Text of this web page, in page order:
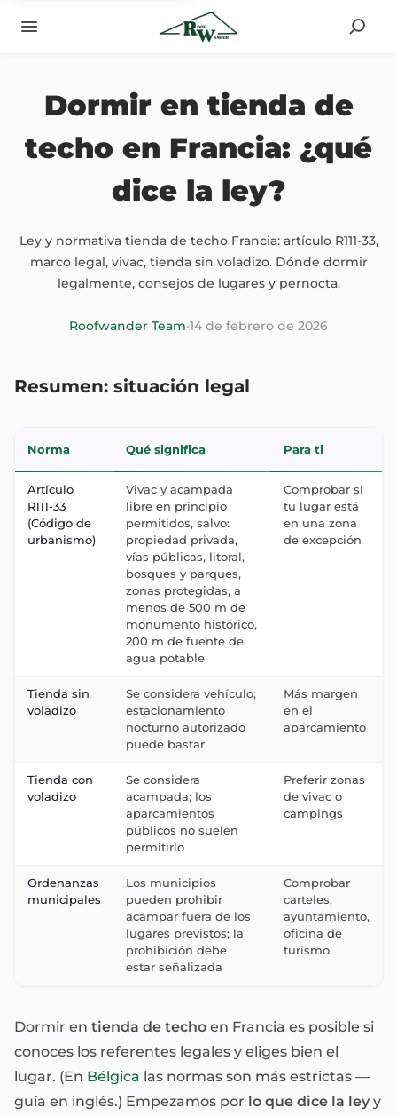
Dormir en tienda de
techo en Francia: ¿qué
dice la ley?
Ley y normativa tienda de techo Francia: artículo R111-33,
marco legal, vivac, tienda sin voladizo. Dónde dormir
legalmente, consejos de lugares y pernocta.
Roofwander Team•14 de febrero de 2026
Resumen: situación legal
Norma Qué significa Para ti
Artículo
R111-33
(Código de
urbanismo)
Vivac y acampada
libre en principio
permitidos, salvo:
propiedad privada,
vías públicas, litoral,
bosques y parques,
zonas protegidas, a
menos de 500 m de
monumento histórico,
200 m de fuente de
agua potable
Comprobar si
tu lugar está
en una zona
de excepción
Tienda sin
voladizo
Se considera vehículo;
estacionamiento
nocturno autorizado
puede bastar
Más margen
en el
aparcamiento
Tienda con
voladizo
Se considera
acampada; los
aparcamientos
públicos no suelen
permitirlo
Preferir zonas
de vivac o
campings
Ordenanzas
municipales
Los municipios
pueden prohibir
acampar fuera de los
lugares previstos; la
prohibición debe
estar señalizada
Comprobar
carteles,
ayuntamiento,
oficina de
turismo
Dormir en tienda de techo en Francia es posible si
conoces los referentes legales y eliges bien el
lugar. (En Bélgica las normas son más estrictas —
guía en inglés.) Empezamos por lo que dice la ley y